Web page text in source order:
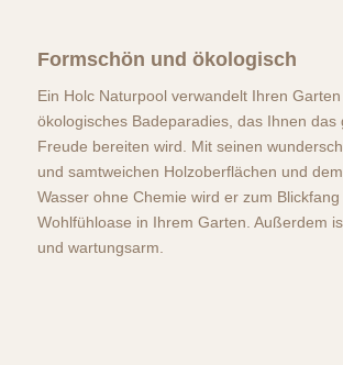
Formschön und ökologisch
Ein Holc Naturpool verwandelt Ihren
ökologisches Badeparadies, das Ihnen das
Freude bereiten wird. Mit seinen
und samtweichen Holzoberflächen und
Wasser ohne Chemie wird er zum
Wohlfühloase in Ihrem Garten. Außerdem
und wartungsarm.